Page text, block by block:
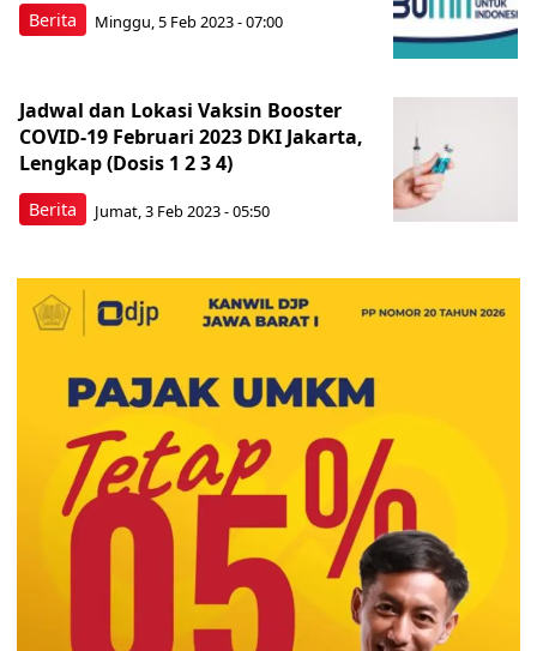
Berita Minggu, 5 Feb 2023 - 07:00
Berita
Jadwal dan Lokasi Vaksin Booster
COVID-19 Februari 2023 DKI Jakarta,
Lengkap (Dosis 1 2 3 4)
Jumat, 3 Feb 2023 - 05:50